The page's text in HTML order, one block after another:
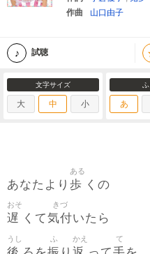
作曲
山口由子
試聴
文字サイズ
大 中 小 あ
あなたより 歩
ある
くの
遅
おそ
くて気付
きづ
いたら
うし ふ かえ て